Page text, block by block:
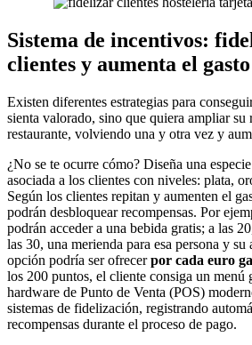
Sistema de incentivos:
clientes y aumenta el
Existen diferentes estrategias para
sienta valorado, sino que quiera ampliar su
restaurante, volviendo una y otra vez y
¿No se te ocurre cómo? Diseña una
asociada a los clientes con niveles: plata,
Según los clientes repitan y aumenten el
podrán desbloquear recompensas. Por
podrán acceder a una bebida gratis; a las
las 30, una merienda para esa persona y su
opción podría ser ofrecerpor cada euro
los 200 puntos, el cliente consiga un menú
hardware de Punto de Venta (POS)
sistemas de fidelización, registrando
recompensas durante el proceso de pago.